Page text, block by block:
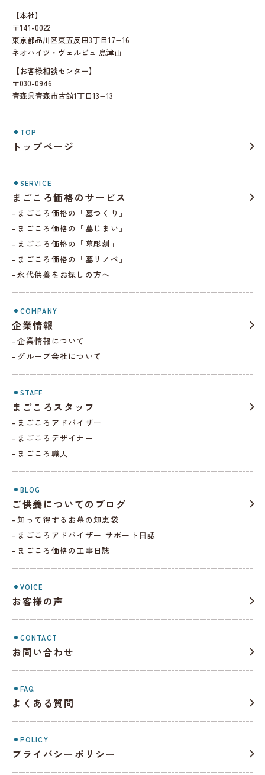
【本社】
〒141-0022
東京都品川区東五反田3丁目17−16
ネオハイツ・ヴェルビュ 島津山
【お客様相談センター】
〒030-0946
青森県青森市古館1丁目13−13
TOP
トップページ
SERVICE
まごころ価格のサービス
まごころ価格の「墓つくり」
まごころ価格の「墓じまい」
まごころ価格の「墓彫刻」
まごころ価格の「墓リノベ」
永代供養をお探しの方へ
COMPANY
企業情報
企業情報について
グループ会社について
STAFF
まごころスタッフ
まごころアドバイザー
まごころデザイナー
まごころ職人
BLOG
ご供養についてのブログ
知って得するお墓の知恵袋
まごころアドバイザー サポート⽇誌
まごころ価格の工事日誌
VOICE
お客様の声
CONTACT
お問い合わせ
FAQ
よくある質問
POLICY
プライバシーポリシー